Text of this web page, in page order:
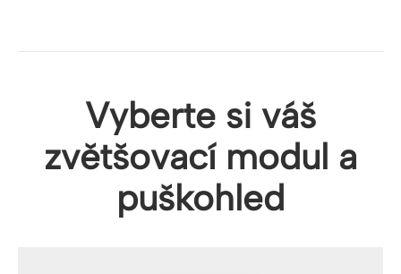
Vyberte si váš
zvětšovací modul a
puškohled